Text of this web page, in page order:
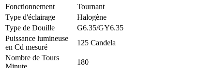
Fonctionnement
Tournant
Type d'éclairage
Halogène
Type de Douille
G6.35/GY6.35
Puissance lumineuse
en Cd mesuré
125 Candela
Nombre de Tours
180